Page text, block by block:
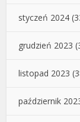
styczeń 2024
grudzień 2023
listopad 2023
październik